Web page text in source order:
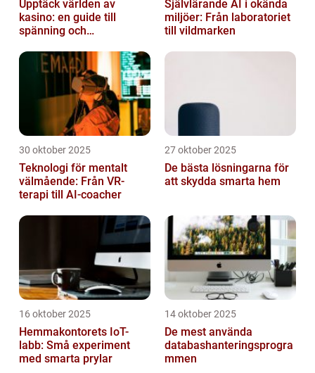
Upptäck världen av
kasino: en guide till
spänning och
Självlärande AI i okända
miljöer: Från laboratoriet
till vildmarken
30 oktober 2025
Teknologi för mentalt
välmående: Från VR-
terapi till AI-coacher
27 oktober 2025
De bästa lösningarna för
att skydda smarta hem
16 oktober 2025
Hemmakontorets IoT-
labb: Små experiment
med smarta prylar
14 oktober 2025
De mest använda
databashanteringsprogra
mmen